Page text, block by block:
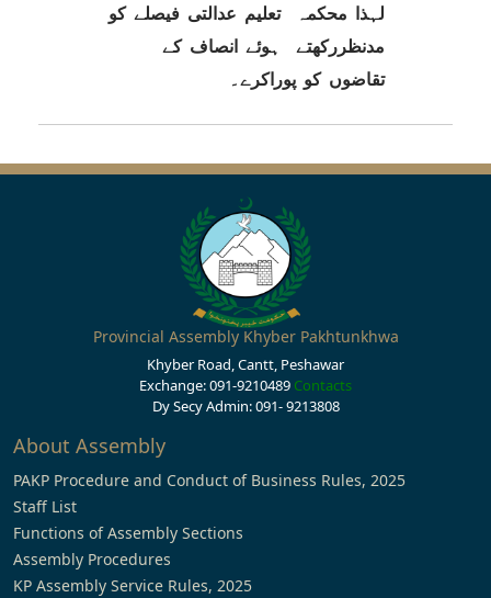
لہذا محکمہ تعلیم عدالتی فیصلے کو
مدنظررکھتے ہوئے انصاف کے
تقاضوں کو پوراکرے۔
Provincial Assembly Khyber Pakhtunkhwa
Khyber Road, Cantt, Peshawar
Exchange: 091-9210489 Contacts
Dy Secy Admin: 091- 9213808
About Assembly
PAKP Procedure and Conduct of Business Rules, 2025
Staff List
Functions of Assembly Sections
Assembly Procedures
KP Assembly Service Rules, 2025